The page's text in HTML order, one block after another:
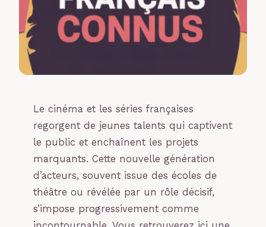
Le cinéma et les séries françaises
regorgent de jeunes talents qui captivent
le public et enchaînent les projets
marquants. Cette nouvelle génération
d’acteurs, souvent issue des écoles de
théâtre ou révélée par un rôle décisif,
s’impose progressivement comme